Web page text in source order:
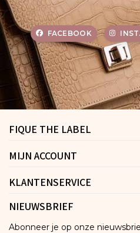
FACEBOOK
FIQUE THE LABEL
MIJN ACCOUNT
KLANTENSERVICE
NIEUWSBRIEF
Abonneer je op onze